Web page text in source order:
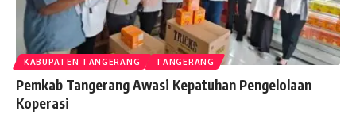
KABUPATEN TANGERANG TANGERANG
Pemkab Tangerang Awasi Kepatuhan Pengelolaan
Koperasi